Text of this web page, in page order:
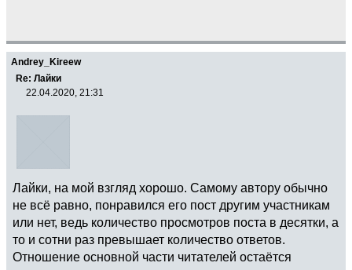
Andrey_Kireew
Re: Лайки
22.04.2020, 21:31
Лайки, на мой взгляд хорошо. Самому автору обычно
не всё равно, понравился его пост другим участникам
или нет, ведь количество просмотров поста в десятки, а
то и сотни раз превышает количество ответов.
Отношение основной части читателей остаётся